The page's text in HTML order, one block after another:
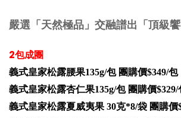
嚴選「天然極品」交融譜出「頂級饗
2包成團
義式皇家松露腰果135g/包 團購價$349/包
義式皇家松露杏仁果135g/包 團購價$329/
義式皇家松露夏威夷果 30克*8/袋 團購價